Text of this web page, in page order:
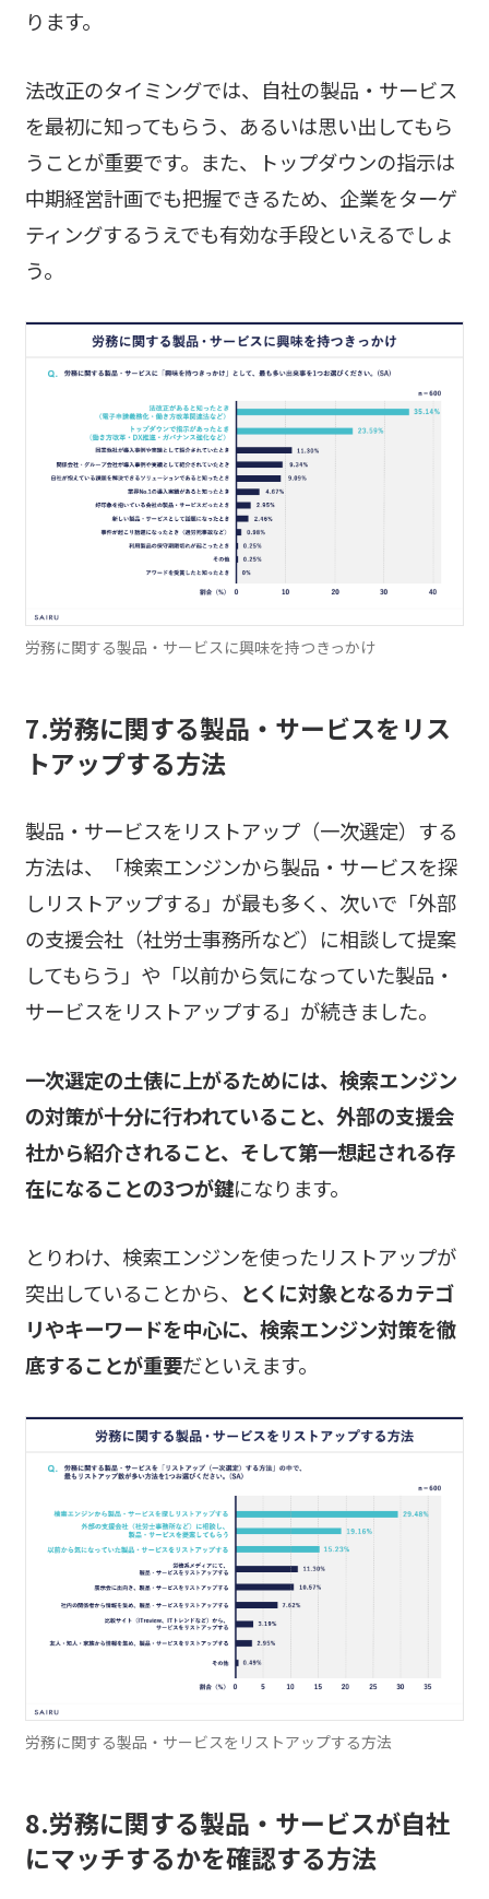
ります。
法改正のタイミングでは、自社の製品・サービス
を最初に知ってもらう、あるいは思い出してもら
うことが重要です。また、トップダウンの指示は
中期経営計画でも把握できるため、企業をターゲ
ティングするうえでも有効な手段といえるでしょ
う。
労務に関する製品・サービスに興味を持つきっかけ
7.労務に関する製品・サービスをリス
トアップする方法
製品・サービスをリストアップ（一次選定）する
方法は、「検索エンジンから製品・サービスを探
しリストアップする」が最も多く、次いで「外部
の支援会社（社労士事務所など）に相談して提案
してもらう」や「以前から気になっていた製品・
サービスをリストアップする」が続きました。
一次選定の土俵に上がるためには、検索エンジン
の対策が十分に行われていること、外部の支援会
社から紹介されること、そして第一想起される存
在になることの3つが鍵になります。
とりわけ、検索エンジンを使ったリストアップが
突出していることから、
とくに対象となるカテゴ
リやキーワードを中心に、検索エンジン対策を徹
底することが重要だといえます。
労務に関する製品・サービスをリストアップする方法
8.労務に関する製品・サービスが自社
にマッチするかを確認する方法